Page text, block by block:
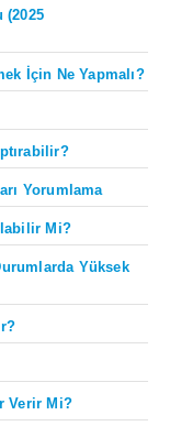
(2025
İçin Ne Yapmalı?
Yorumlama
Mi?
Yüksek
Verir Mi?